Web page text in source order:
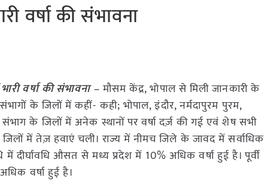
वर्षा की संभावना
वर्षा की संभावना –मौसम केंद्र, भोपाल से मिली जानकारी के
के जिलों में कहीं- कही; भोपाल, इंदौर, नर्मदापुरम पुरम,
के जिलों में अनेक स्थानों पर वर्षा दर्ज़ की गई एवं शेष सभी
में तेज़ हवाएं चली। राज्य में नीमच जिले के जावद में सर्वाधिक
दीर्घावधि औसत से मध्य प्रदेश में 10% अधिक वर्षा हुई है। पूर्वी
वर्षा हुई है।